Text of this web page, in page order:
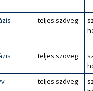
teljes szöveg
teljes szöveg
teljes szöveg